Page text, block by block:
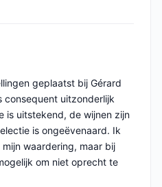
geplaatst bij Gérard
consequent uitzonderlijk
is uitstekend, de wijnen zijn
is ongeëvenaard. Ik
waardering, maar bij
om niet oprecht te